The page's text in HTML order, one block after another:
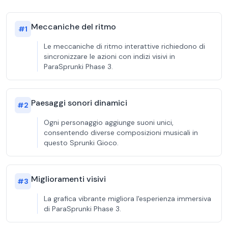
#1 Meccaniche del ritmo
Le meccaniche di ritmo interattive richiedono di
sincronizzare le azioni con indizi visivi in
ParaSprunki Phase 3.
#2 Paesaggi sonori dinamici
Ogni personaggio aggiunge suoni unici,
consentendo diverse composizioni musicali in
questo Sprunki Gioco.
#3 Miglioramenti visivi
La grafica vibrante migliora l'esperienza immersiva
di ParaSprunki Phase 3.